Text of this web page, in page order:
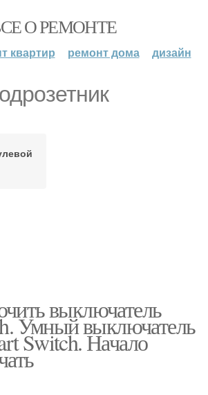
О РЕМОНТЕ
квартир ремонт дома дизайн
выключатель
Умный выключатель
Switch. Начало